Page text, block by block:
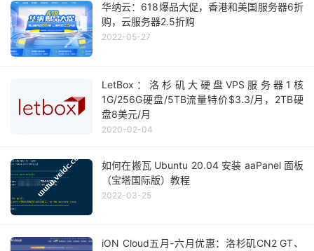
华纳云：618爆品大促，香港和美国服务器6折
购，云服务器2.5折购
2022-05-27
LetBox：洛杉矶大硬盘VPS服务器1核
1G/256G硬盘/5TB流量特价$3.3/月，2TB硬
盘8美元/月
2020-02-04
如何在搬瓦 Ubuntu 20.04 安装 aaPanel 面板
（宝塔国际版）教程
2022-03-25
iON Cloud五月-六月优惠：洛杉矶CN2 GT、